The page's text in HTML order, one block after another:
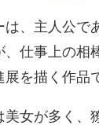
は、主人公で
、仕事上の相
を描く作品
女が多く、